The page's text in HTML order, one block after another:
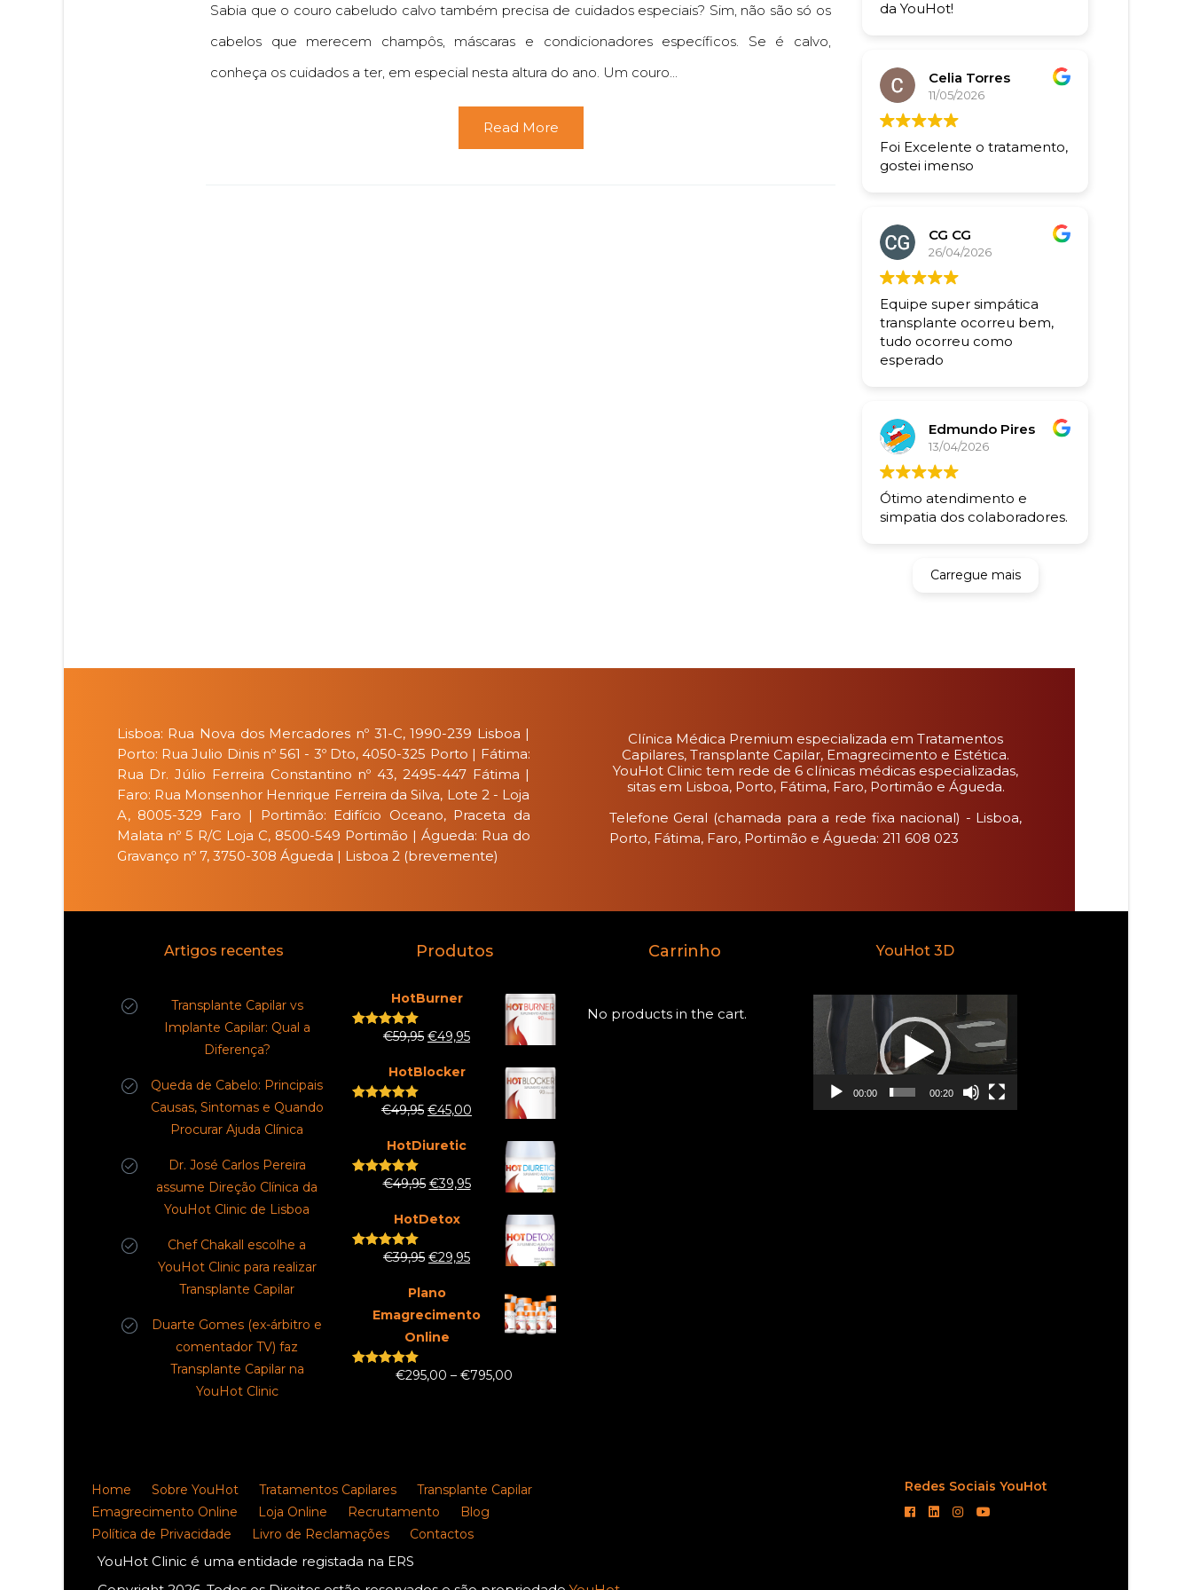
Sabia que o couro cabeludo calvo também precisa de cuidados especiais? Sim, não são só os
cabelos que merecem champôs, máscaras e condicionadores específicos. Se é calvo,
conheça os cuidados a ter, em especial nesta altura do ano. Um couro...
Read More
da YouHot!
Celia Torres
11/05/2026
Foi Excelente o tratamento,
gostei imenso
CG CG
26/04/2026
Equipe super simpática
transplante ocorreu bem,
tudo ocorreu como
esperado
Edmundo Pires
13/04/2026
Ótimo atendimento e
simpatia dos colaboradores.
Carregue mais
Lisboa: Rua Nova dos Mercadores nº 31-C, 1990-239 Lisboa |
Porto: Rua Julio Dinis nº 561 - 3º Dto, 4050-325 Porto | Fátima:
Rua Dr. Júlio Ferreira Constantino nº 43, 2495-447 Fátima |
Faro: Rua Monsenhor Henrique Ferreira da Silva, Lote 2 - Loja
A, 8005-329 Faro | Portimão: Edifício Oceano, Praceta da
Malata nº 5 R/C Loja C, 8500-549 Portimão | Águeda: Rua do
Gravanço nº 7, 3750-308 Águeda | Lisboa 2 (brevemente)
Clínica Médica Premium especializada em Tratamentos
Capilares, Transplante Capilar, Emagrecimento e Estética.
YouHot Clinic tem rede de 6 clínicas médicas especializadas,
sitas em Lisboa, Porto, Fátima, Faro, Portimão e Águeda.
Telefone Geral (chamada para a rede fixa nacional) - Lisboa,
Porto, Fátima, Faro, Portimão e Águeda: 211 608 023
Artigos recentes
Transplante Capilar vs
Implante Capilar: Qual a
Diferença?
Queda de Cabelo: Principais
Causas, Sintomas e Quando
Procurar Ajuda Clínica
Dr. José Carlos Pereira
assume Direção Clínica da
YouHot Clinic de Lisboa
Chef Chakall escolhe a
YouHot Clinic para realizar
Transplante Capilar
Duarte Gomes (ex-árbitro e
comentador TV) faz
Transplante Capilar na
YouHot Clinic
Produtos
HotBurner
Rated5.00
€59,95 €49,95
HotBlocker
Rated5.00
€49,95 €45,00
HotDiuretic
Rated5.00
€49,95 €39,95
HotDetox
Rated5.00
€39,95 €29,95
Plano
Emagrecimento
Online
5.00
€295,00 – €795,00
Carrinho
No products in the cart.
YouHot 3D
de
vídeo
00:00 00:20
Home Sobre YouHot Tratamentos Capilares
Transplante Capilar
Emagrecimento Online
Loja Online Recrutamento
Blog
Política de Privacidade
Livro de Reclamações Contactos
YouHot Clinic é uma entidade registada na ERS
Redes Sociais YouHot